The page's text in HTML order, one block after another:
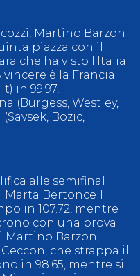
Martino Barzon
piazza con il
che ha visto l'Italia
è la Francia
in 99.97,
(Burgess, Westley,
Bozic,
alle semifinali
Marta Bertoncelli
in 107.72, mentre
con una prova
Martino Barzon,
che strappa il
in 98.65, mentre si